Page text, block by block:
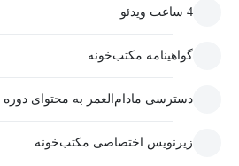
4 ساعت ویدئو
گواهینامه مکتب‌خونه
دسترسی مادام‌العمر به محتوای دوره
زیرنویس اختصاصی مکتب‌خونه